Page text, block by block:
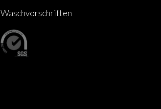
Waschvorschriften